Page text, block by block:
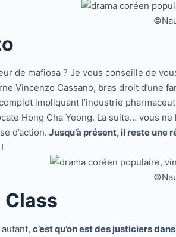
de mafiosa ? Je vous conseille de
Vincenzo Cassano, bras droit d’une
impliquant l’industrie
Hong Cha Yeong. La suite… vous
d’action. Jusqu’à présent, il reste une
Class
c’est qu’on est des justiciers dans